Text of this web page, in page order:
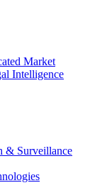
Market
Intelligence
& Surveillance